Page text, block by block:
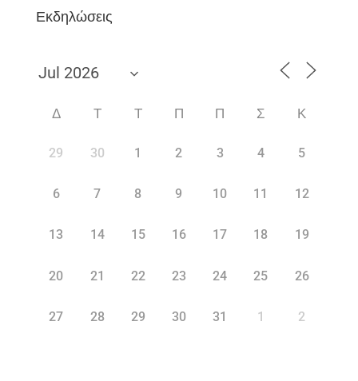
Εκδηλώσεις
Δ Τ Τ Π Π Σ Κ
29 30 1 2 3 4 5
6 7 8 9 10 11 12
13 14 15 16 17 18 19
20 21 22 23 24 25 26
27 28 29 30 31 1 2